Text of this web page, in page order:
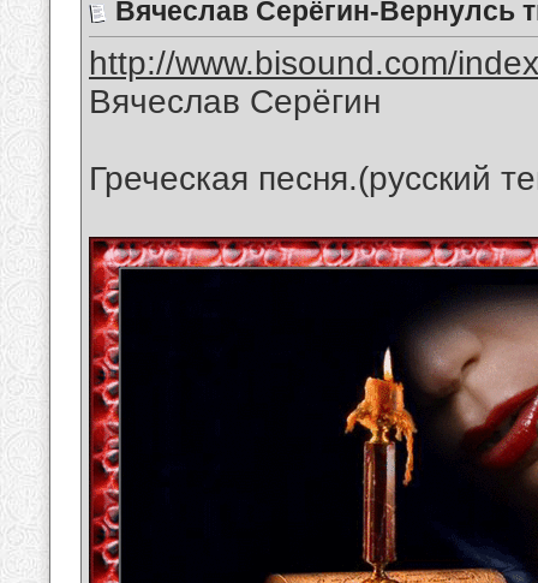
Вячеслав Серёгин-Вернулсь
http://www.bisound.com/
Вячеслав Серёгин
Греческая песня.(русский